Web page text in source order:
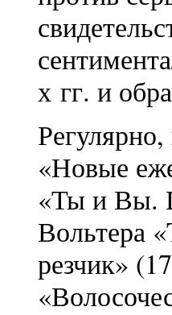
х гг. и
«Новые
«Ты и Вы.
Вольтера
резчик»